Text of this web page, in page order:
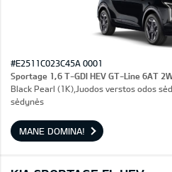
#E2511C023C45A 0001
Sportage 1,6 T-GDI HEV GT-Line 6AT
Black Pearl (1K),Juodos verstos odos
sėdynės
MANE DOMINA!